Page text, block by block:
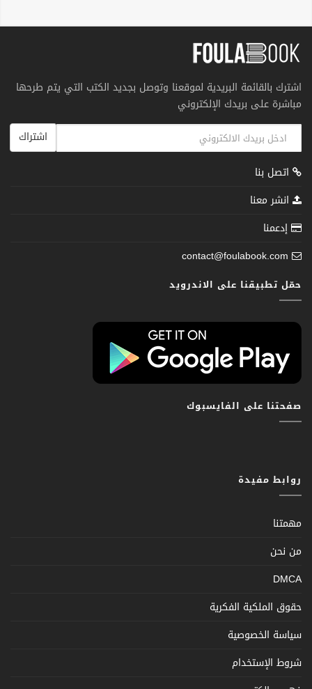
اشترك بالقائمة البريدية لموقعنا وتوصل بجديد الكتب التي يتم طرحها
مباشرة على بريدك الإلكتروني
اشتراك
اتصل بنا
انشر معنا
إدعمنا
contact@foulabook.com
حمّل تطبيقنا على الاندرويد
صفحتنا على الفايسبوك
روابط مفيدة
مهمتنا
من نحن
DMCA
حقوق الملكية الفكرية
سياسة الخصوصية
شروط الإستخدام